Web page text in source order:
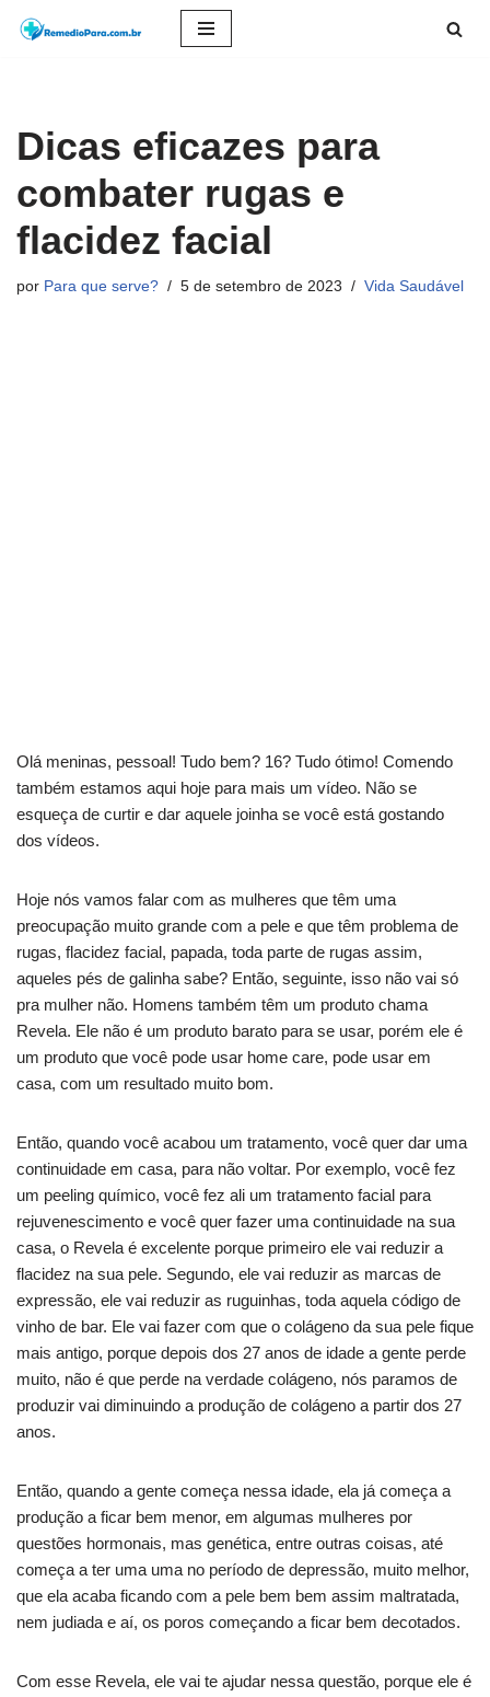
conteúdo
Dicas eficazes para
combater rugas e
flacidez facial
por Para que serve? 5 de setembro de 2023 Vida Saudável
Olá meninas, pessoal! Tudo bem? 16? Tudo ótimo! Comendo
também estamos aqui hoje para mais um vídeo. Não se
esqueça de curtir e dar aquele joinha se você está gostando
dos vídeos.
Hoje nós vamos falar com as mulheres que têm uma
preocupação muito grande com a pele e que têm problema de
rugas, flacidez facial, papada, toda parte de rugas assim,
aqueles pés de galinha sabe? Então, seguinte, isso não vai só
pra mulher não. Homens também têm um produto chama
Revela. Ele não é um produto barato para se usar, porém ele é
um produto que você pode usar home care, pode usar em
casa, com um resultado muito bom.
Então, quando você acabou um tratamento, você quer dar uma
continuidade em casa, para não voltar. Por exemplo, você fez
um peeling químico, você fez ali um tratamento facial para
rejuvenescimento e você quer fazer uma continuidade na sua
casa, o Revela é excelente porque primeiro ele vai reduzir a
flacidez na sua pele. Segundo, ele vai reduzir as marcas de
expressão, ele vai reduzir as ruguinhas, toda aquela código de
vinho de bar. Ele vai fazer com que o colágeno da sua pele fique
mais antigo, porque depois dos 27 anos de idade a gente perde
muito, não é que perde na verdade colágeno, nós paramos de
produzir vai diminuindo a produção de colágeno a partir dos 27
anos.
Então, quando a gente começa nessa idade, ela já começa a
produção a ficar bem menor, em algumas mulheres por
questões hormonais, mas genética, entre outras coisas, até
começa a ter uma uma no período de depressão, muito melhor,
que ela acaba ficando com a pele bem bem assim maltratada,
nem judiada e aí, os poros começando a ficar bem decotados.
Com esse Revela, ele vai te ajudar nessa questão, porque ele é